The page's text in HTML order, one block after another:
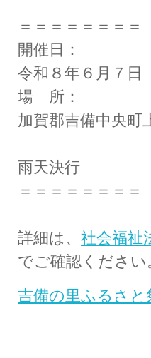
＝＝＝＝＝＝＝＝
開催日：
令和８年６月７日
場 所：
加賀郡吉備中央町
雨天決行
＝＝＝＝＝＝＝＝
詳細は、 社会福祉
でご確認ください
吉備の里ふるさと